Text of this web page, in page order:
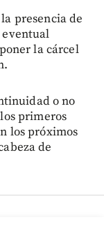
presencia de
la cárcel
o no
primeros
los próximos
de
renunció al